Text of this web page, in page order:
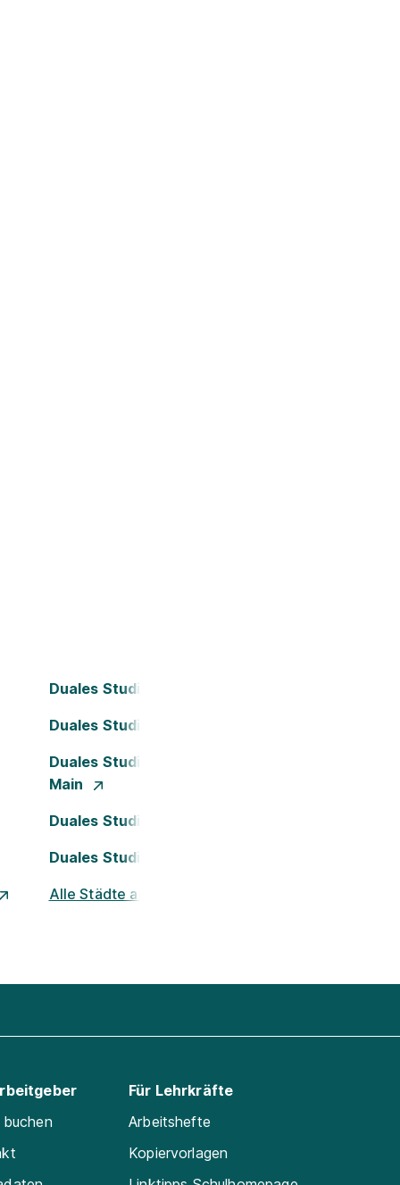
Duales Studium Bielefeld
Duales Studium Dortmund
Duales Studium Frankfurt am
Main
Duales Studium Köln
Duales Studium Nürnberg
Alle Städte ansehen
Für Lehrkräfte
Arbeitshefte
Kopiervorlagen